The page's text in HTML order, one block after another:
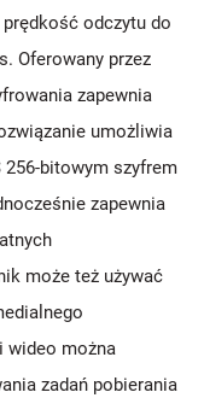
odczytu do
Oferowany przez
zapewnia
umożliwia
256-bitowym szyfrem
zapewnia
może też używać
wideo można
zadań pobierania